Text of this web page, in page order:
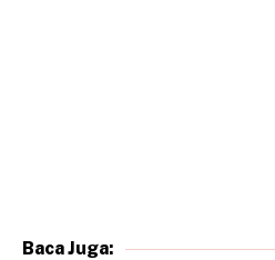
Baca Juga: